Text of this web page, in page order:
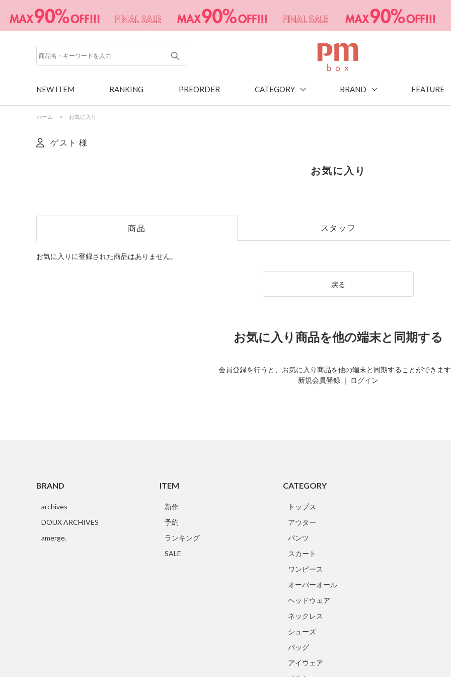
NEW ITEM RANKING PREORDER CATEGORY BRAND FEATURE
ホーム > お気に入り
ゲスト 様
お気に入り
商品 スタッフ
お気に入りに登録された商品はありません。
戻る
お気に入り商品を他の端末と同期する
会員登録を行うと、お気に入り商品を他の端末と同期することができます
新規会員登録 ｜ ログイン
BRAND
archives
DOUX ARCHIVES
amerge.
ITEM
新作
予約
ランキング
SALE
CATEGORY
トップス
アウター
パンツ
スカート
ワンピース
オーバーオール
ヘッドウェア
ネックレス
シューズ
バッグ
アイウェア